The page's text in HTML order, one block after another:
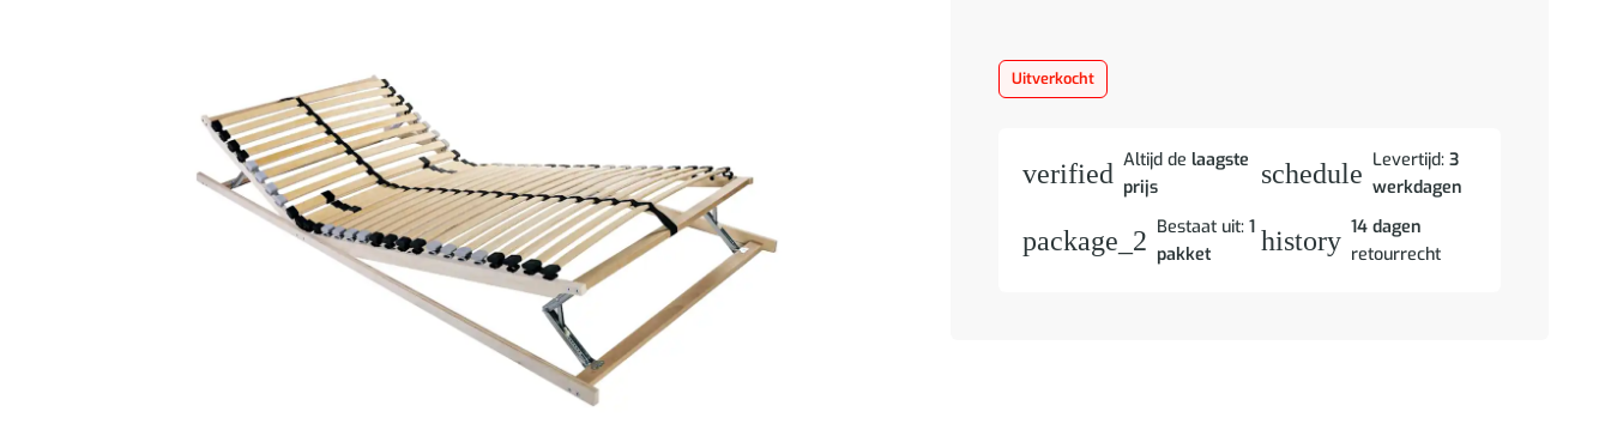
Uitverkocht
verified Altijd de laagste
prijs
schedule Levertijd:3
werkdagen
package_2 Bestaat uit: 1
pakket
history 14 dagen
retourrecht